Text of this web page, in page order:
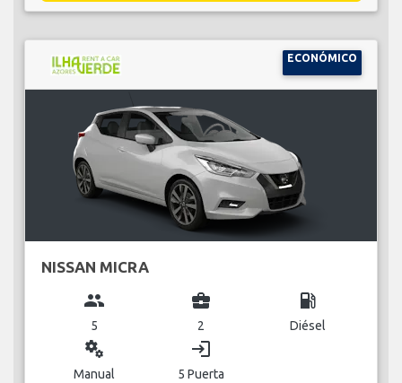
ECONÓMICO
NISSAN MICRA
group
5
business_center
2
local_gas_station
Diésel
miscellaneous_services
Manual
login
5 Puerta